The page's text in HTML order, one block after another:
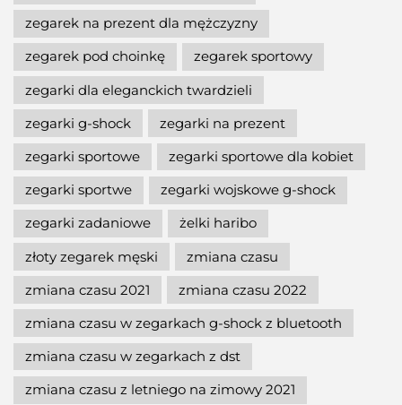
zegarek na prezent dla mężczyzny
zegarek pod choinkę
zegarek sportowy
zegarki dla eleganckich twardzieli
zegarki g-shock
zegarki na prezent
zegarki sportowe
zegarki sportowe dla kobiet
zegarki sportwe
zegarki wojskowe g-shock
zegarki zadaniowe
żelki haribo
złoty zegarek męski
zmiana czasu
zmiana czasu 2021
zmiana czasu 2022
zmiana czasu w zegarkach g-shock z bluetooth
zmiana czasu w zegarkach z dst
zmiana czasu z letniego na zimowy 2021